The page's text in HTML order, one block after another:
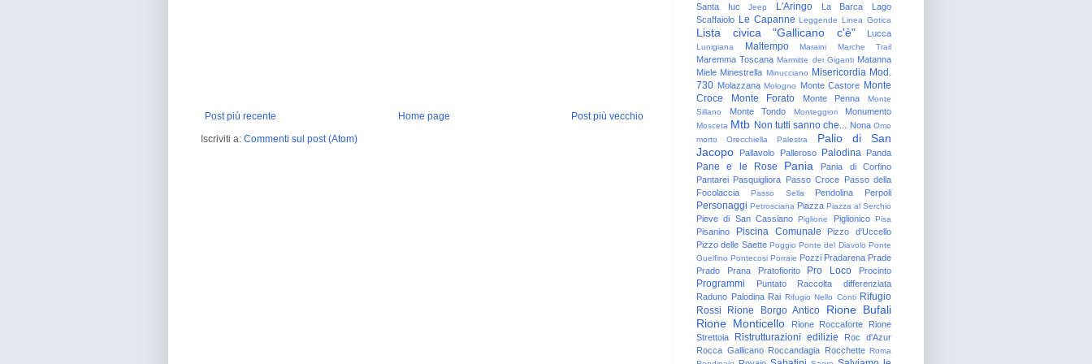
Post più recente Post più vecchio
Home page
Iscriviti a: Commenti sul post (Atom)
Santa Iuc Jeep L'Aringo La Barca
Lago
Scaffaiolo Le Capanne Leggende Linea Gotica
Lista civica "Gallicano c'è" Lucca
Lunigiana Maltempo Maraini Marche Trail
Maremma Toscana Marmitte dei Giganti Matanna
Miele Minestrella Minucciano Misericordia Mod.
730 Molazzana Mologno Monte Castore Monte
Croce
Monte Forato Monte Penna
Monte
Sillano
Monte Tondo Monteggiori Monumento
Mosceta Mtb Non tutti sanno che... Nona Omo
morto
Orecchiella Palestra
Palio di San
Jacopo
Pallavolo Palleroso Palodina Panda
Pane e le Rose Pania
Pania di Corfino
Pantarei Pasquigliora Passo Croce Passo della
Focolaccia
Passo Sella Pendolina Perpoli
Personaggi Petrosciana Piazza Piazza al Serchio
Pieve di San Cassiano Piglione Piglionico Pisa
Pisanino Piscina Comunale
Pizzo d'Uccello
Pizzo delle Saette Poggio Ponte del Diavolo Ponte
Guelfino Pontecosi Porraie Pozzi Pradarena Prade
Prado
Prana Pratofiorito Pro Loco Procinto
Programmi Puntato
Raccolta differenziata
Raduno Palodina Rai Rifugio Nello Conti Rifugio
Rossi
Rione Borgo Antico
Rione Bufali
Rione Monticello
Rione Roccaforte
Rione
Strettoia
Ristrutturazioni edilizie
Roc d'Azur
Rocca Gallicano Roccandagia Rocchette Roma